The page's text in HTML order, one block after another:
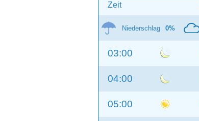
Zeit
Niederschlag 0%
03:00
04:00
05:00